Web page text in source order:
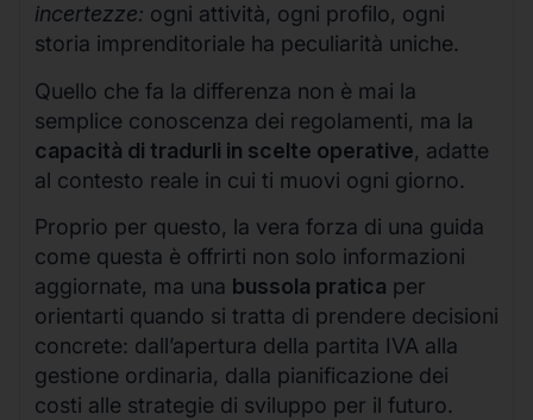
incertezze: ogni attività, ogni profilo, ogni
storia imprenditoriale ha peculiarità uniche.
Quello che fa la differenza non è mai la
semplice conoscenza dei regolamenti, ma la
capacità di tradurli in scelte operative, adatte
al contesto reale in cui ti muovi ogni giorno.
Proprio per questo, la vera forza di una guida
come questa è offrirti non solo informazioni
aggiornate, ma una bussola pratica per
orientarti quando si tratta di prendere decisioni
concrete: dall’apertura della partita IVA alla
gestione ordinaria, dalla pianificazione dei
costi alle strategie di sviluppo per il futuro.